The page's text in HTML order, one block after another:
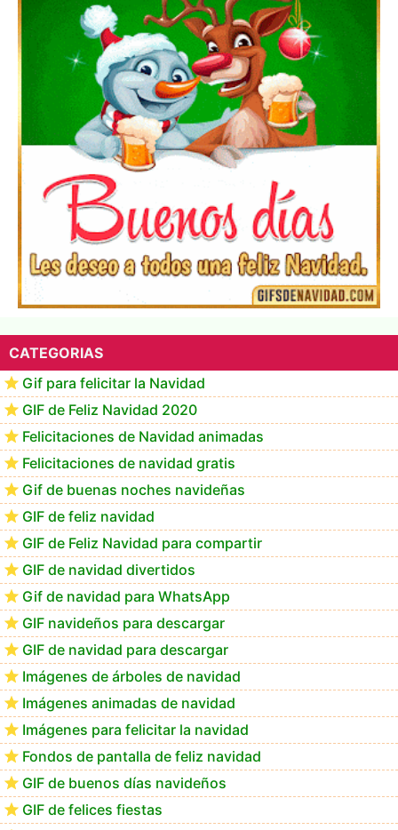
▷ Los Mejores Fondos de pantalla de feliz navidad
2022 📖
Los mejores GIF de buenos días navideños
CATEGORIAS
Gif para felicitar la Navidad
GIF de Feliz Navidad 2020
Felicitaciones de Navidad animadas
Felicitaciones de navidad gratis
Gif de buenas noches navideñas
GIF de feliz navidad
GIF de Feliz Navidad para compartir
GIF de navidad divertidos
Gif de navidad para WhatsApp
GIF navideños para descargar
GIF de navidad para descargar
Imágenes de árboles de navidad
Imágenes animadas de navidad
Imágenes para felicitar la navidad
Fondos de pantalla de feliz navidad
GIF de buenos días navideños
GIF de felices fiestas